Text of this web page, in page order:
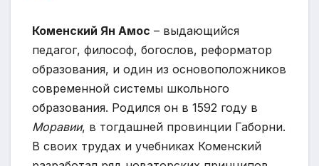
Коменский Ян Амос – выдающийся
педагог, философ, богослов, реформатор
образования, и один из основоположников
современной системы школьного
образования. Родился он в 1592 году в
Моравии, в тогдашней провинции Габорни.
В своих трудах и учебниках Коменский